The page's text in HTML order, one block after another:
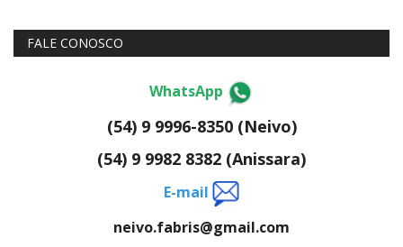
FALE CONOSCO
WhatsApp
(54) 9 9996-8350 (Neivo)
(54) 9 9982 8382 (Anissara)
E-mail
neivo.fabris@gmail.com